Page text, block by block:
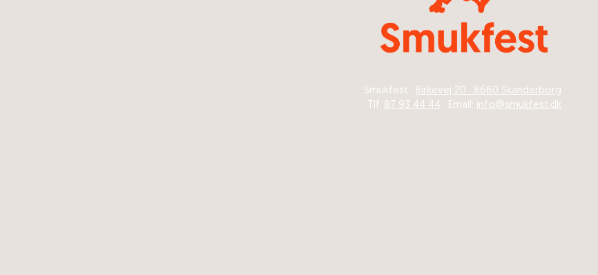
Smukfest · Birkevej 20 · 8660 Skanderborg
Tlf. 87 93 44 44 · Email: info@smukfest.dk